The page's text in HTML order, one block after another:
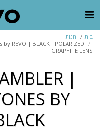
בית
חנות
REVO | BLACK |POLARIZED
GRAPHITE LENS
|
BY